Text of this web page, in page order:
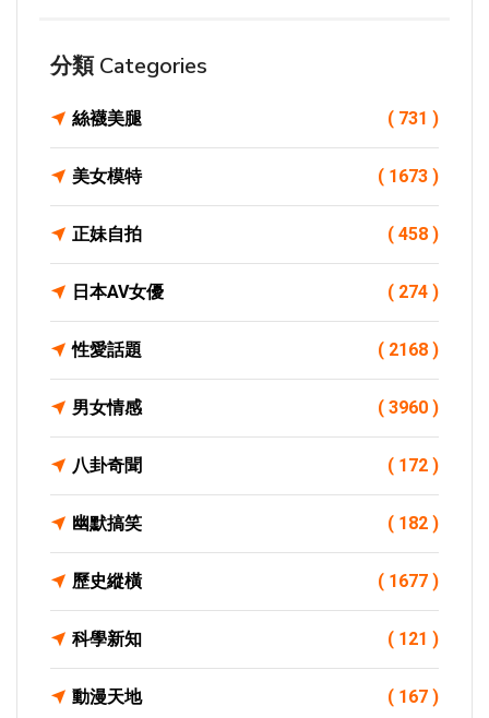
分類 Categories
絲襪美腿 ( 731 )
美女模特 ( 1673 )
正妹自拍 ( 458 )
日本AV女優 ( 274 )
性愛話題 ( 2168 )
男女情感 ( 3960 )
八卦奇聞 ( 172 )
幽默搞笑 ( 182 )
歷史縱橫 ( 1677 )
科學新知 ( 121 )
動漫天地 ( 167 )